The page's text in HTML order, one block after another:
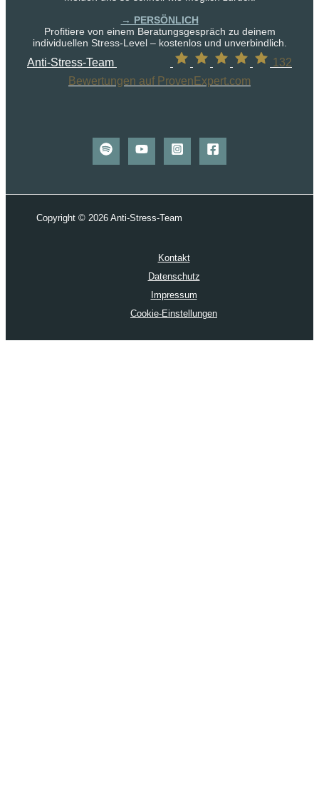
→ PERSÖNLICH
Profitiere von einem Beratungsgespräch zu deinem
individuellen Stress-Level – kostenlos und unverbindlich.
Anti-Stress-Team
132
Bewertungen auf ProvenExpert.com
Copyright © 2026 Anti-Stress-Team
Kontakt
Datenschutz
Impressum
Cookie-Einstellungen